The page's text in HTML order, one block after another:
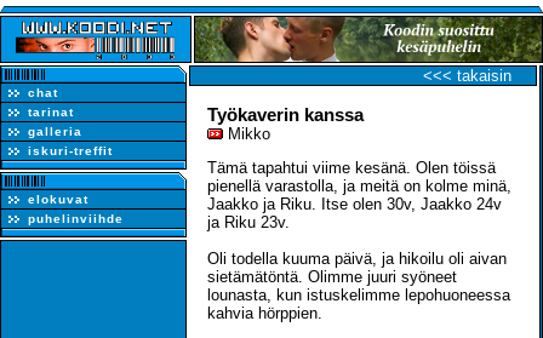
chat
tarinat
galleria
iskuri-treffit
elokuvat
puhelinviihde
<<< takaisin
Työkaverin kanssa
Mikko
Tämä tapahtui viime kesänä. Olen töissä
pienellä varastolla, ja meitä on kolme minä,
Jaakko ja Riku. Itse olen 30v, Jaakko 24v
ja Riku 23v.
Oli todella kuuma päivä, ja hikoilu oli aivan
sietämätöntä. Olimme juuri syöneet
lounasta, kun istuskelimme lepohuoneessa
kahvia hörppien.